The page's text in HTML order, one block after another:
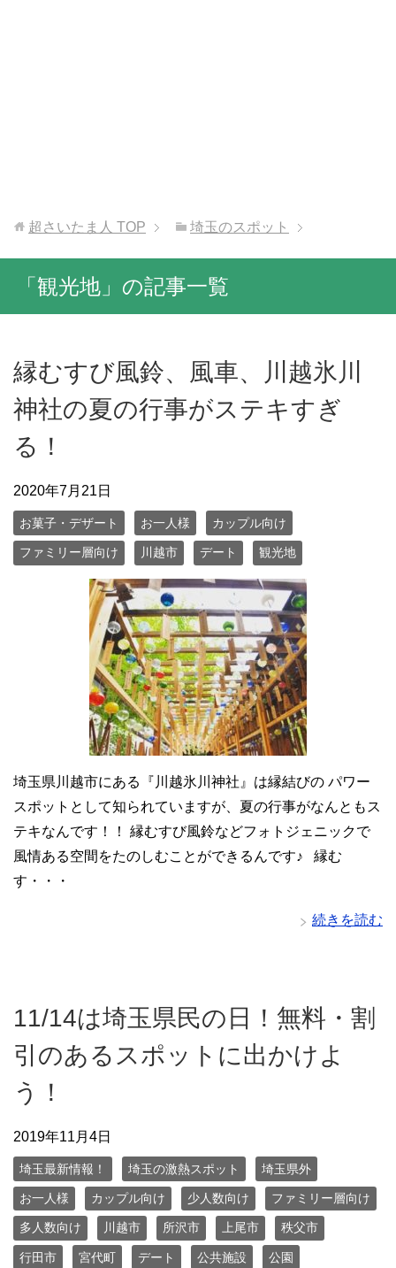
超さいたま人 TOP 埼玉のスポット
「観光地」の記事一覧
縁むすび風鈴、風車、川越氷川
神社の夏の行事がステキすぎ
る！
2020年7月21日
お菓子・デザート お一人様 カップル向け
ファミリー層向け 川越市 デート 観光地
埼玉県川越市にある『川越氷川神社』は縁結びの パワー
スポットとして知られていますが、夏の行事がなんともス
テキなんです！！ 縁むすび風鈴などフォトジェニックで
風情ある空間をたのしむことができるんです♪ 縁む
す・・・
続きを読む
11/14は埼玉県民の日！無料・割
引のあるスポットに出かけよ
う！
2019年11月4日
埼玉最新情報！ 埼玉の激熱スポット 埼玉県外
お一人様 カップル向け 少人数向け ファミリー層向け
多人数向け 川越市 所沢市 上尾市 秩父市
行田市 宮代町 デート 公共施設 公園